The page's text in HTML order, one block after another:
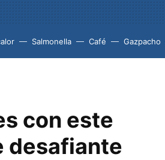
Salmonella Café Gazpacho
con este
desafiante